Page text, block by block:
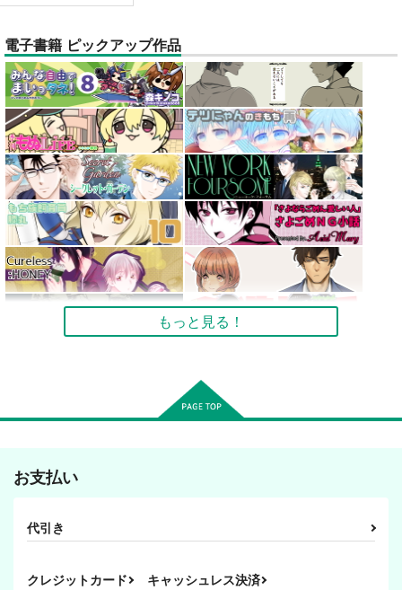
電子書籍 ピックアップ作品
もっと見る！
お支払い
代引き
クレジットカード キャッシュレス決済